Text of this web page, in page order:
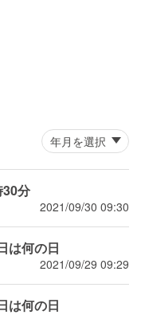
分
2021/09/30 09:30
は何の日
2021/09/29 09:29
は何の日